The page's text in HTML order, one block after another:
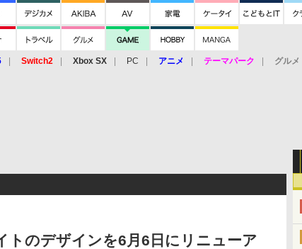
Switch2 Xbox SX PC アニメ テーマパーク グルメ
トのデザインを6月6日にリニューア